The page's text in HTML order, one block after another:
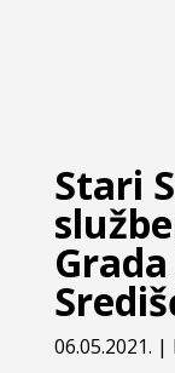
Stari
06.05.2021. |